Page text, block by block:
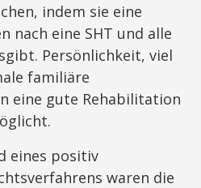
indem sie eine
nach eine SHT und alle
Persönlichkeit, viel
familiäre
eine gute Rehabilitation
eines positiv
waren die